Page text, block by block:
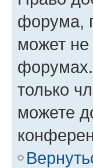
форума,
может
только
можете